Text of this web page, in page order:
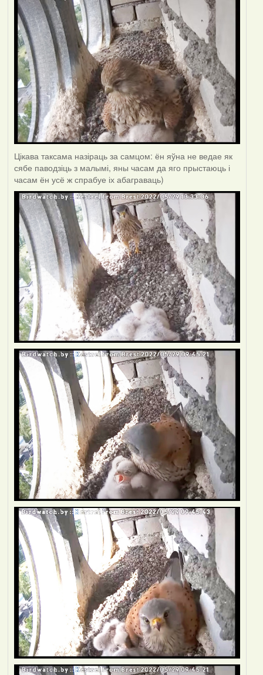
Цікава таксама назіраць за самцом: ён яўна не ведае як
сябе паводзіць з малымі, яны часам да яго прыстаюць і
часам ён усё ж спрабуе іх абаграваць)